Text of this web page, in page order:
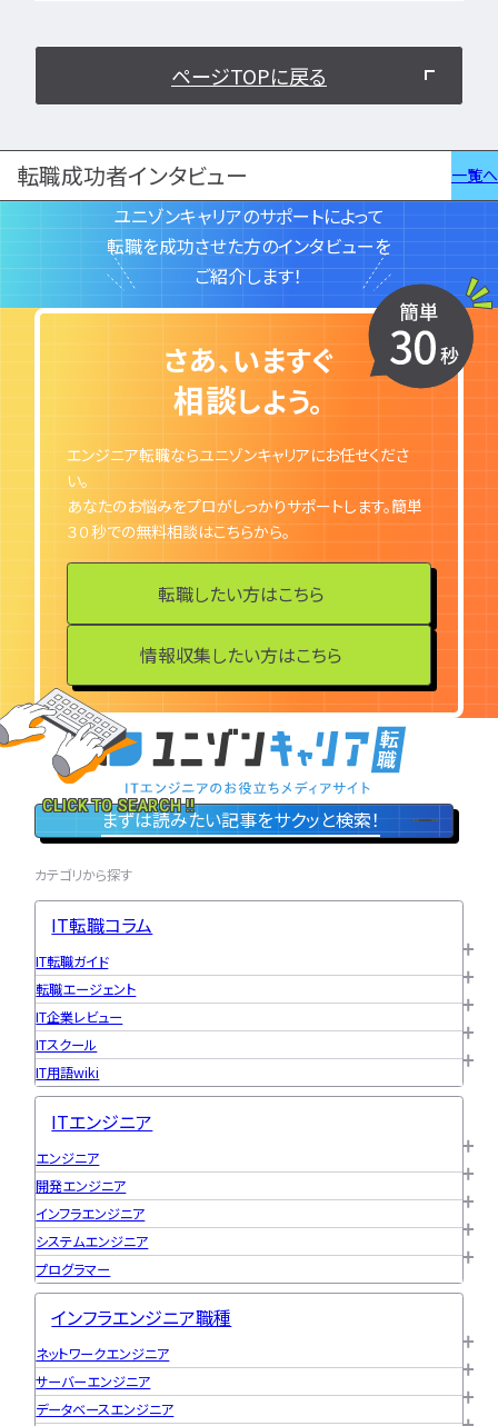
ユニゾンキャリア「IT転職メデ
部」
ニュースページ
個人情報の取り扱い
個人情報保護方針
ページTOPに戻る
転職成功者インタビュー 一覧へ
ユニゾンキャリアのサポートによって
転職を成功させた方のインタビューを
ご紹介します！
さあ、いますぐ
相談しよう。
エンジニア転職ならユニゾンキャリアにお任せくださ
い。
あなたのお悩みをプロがしっかりサポートします。簡単
３０秒での無料相談はこちらから。
転職したい方はこちら
情報収集したい方はこちら
CLICK TO SEARCH !!
まずは読みたい記事をサクッと検索！
カテゴリから探す
IT転職コラム
IT転職ガイド
転職エージェント
IT企業レビュー
ITスクール
IT用語wiki
ITエンジニア
エンジニア
開発エンジニア
インフラエンジニア
システムエンジニア
プログラマー
インフラエンジニア職種
ネットワークエンジニア
サーバーエンジニア
データベースエンジニア